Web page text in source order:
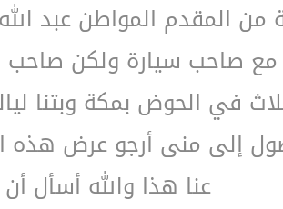
المقدم المواطن عبد
مع صاحب سيارة ولكن
في الحوض بمكة
إلى منى أرجو عرض
عنا هذا والله أسأل